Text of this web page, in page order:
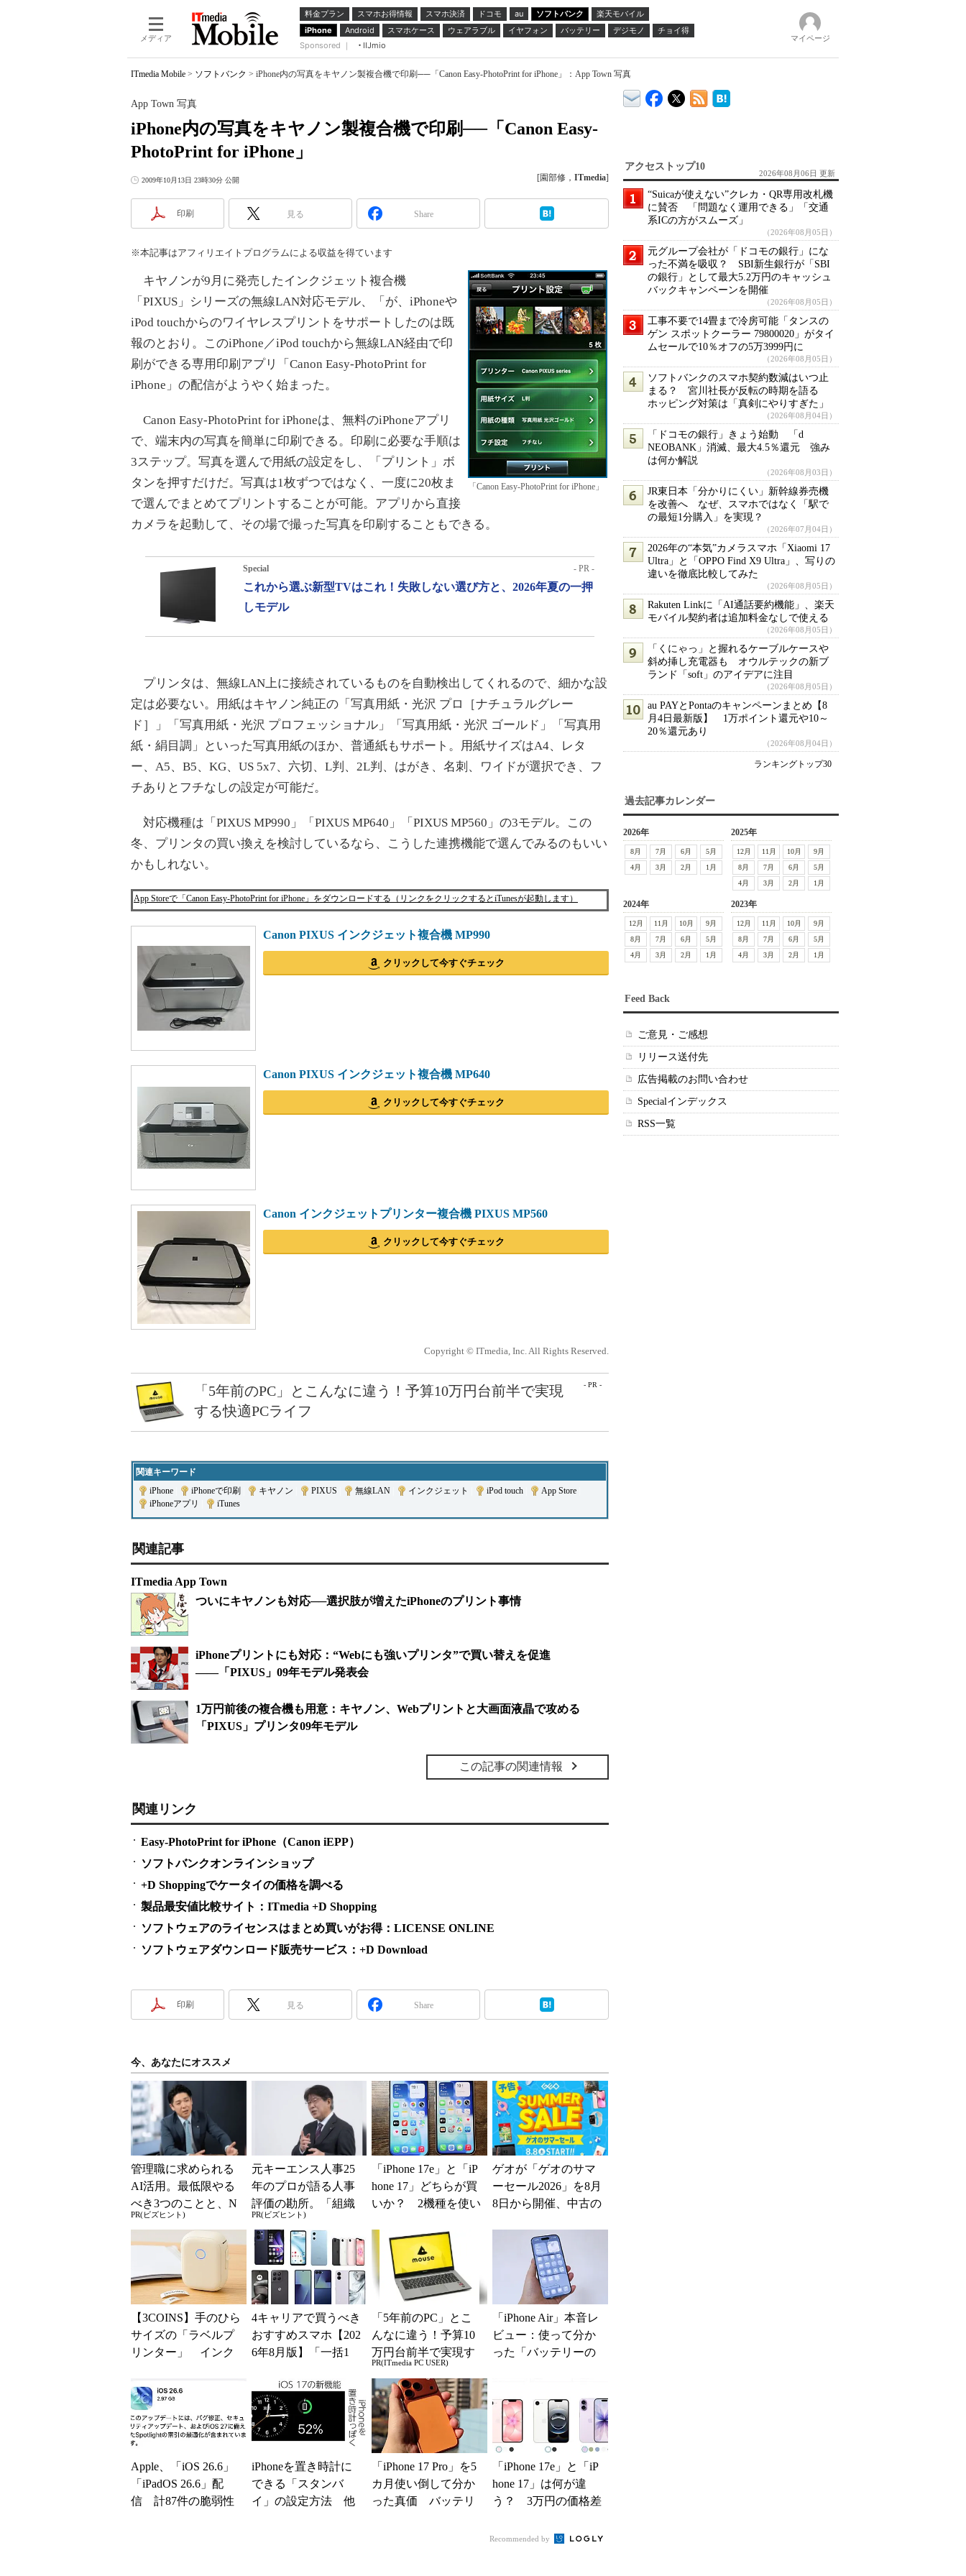
メディア
料金プラン スマホお得情報 スマホ決済 ドコモ au ソフトバンク
楽天モバイル
iPhone
Android スマホケース ウェアラブル イヤフォン バッテリー デジモノ
チョイ得
Sponsored ｜
IIJmio
マイページ
ITmedia Mobile > ソフトバンク > iPhone内の写真をキヤノン製複合機で印刷──「Canon Easy-PhotoPrint for iPhone」：App Town 写真
iPhone内の写真をキヤノン製複合機で印刷──「Canon Easy-
PhotoPrint for iPhone」
App Town 写真
2009年10月13日 23時30分 公開 [園部修， ITmedia]
印刷 見る Share
※本記事はアフィリエイトプログラムによる収益を得ています
「Canon Easy-PhotoPrint for iPhone」
キヤノンが9月に発売したインクジェット複合機
「PIXUS」シリーズの無線LAN対応モデル、「が、iPhoneや
iPod touchからのワイヤレスプリントをサポートしたのは既
報のとおり。このiPhone／iPod touchから無線LAN経由で印
刷ができる専用印刷アプリ「Canon Easy-PhotoPrint for
iPhone」の配信がようやく始まった。
Canon Easy-PhotoPrint for iPhoneは、無料のiPhoneアプリ
で、端末内の写真を簡単に印刷できる。印刷に必要な手順は
3ステップ。写真を選んで用紙の設定をし、「プリント」ボ
タンを押すだけだ。写真は1枚ずつではなく、一度に20枚ま
で選んでまとめてプリントすることが可能。アプリから直接
カメラを起動して、その場で撮った写真を印刷することもできる。
Special - PR -
これから選ぶ新型TVはこれ！失敗しない選び方と、2026年夏の一押
しモデル
プリンタは、無線LAN上に接続されているものを自動検出してくれるので、細かな設
定は必要ない。用紙はキヤノン純正の「写真用紙・光沢 プロ［ナチュラルグレー
ド］」「写真用紙・光沢 プロフェッショナル」「写真用紙・光沢 ゴールド」「写真用
紙・絹目調」といった写真用紙のほか、普通紙もサポート。用紙サイズはA4、レタ
ー、A5、B5、KG、US 5x7、六切、L判、2L判、はがき、名刺、ワイドが選択でき、フ
チありとフチなしの設定が可能だ。
対応機種は「PIXUS MP990」「PIXUS MP640」「PIXUS MP560」の3モデル。この
冬、プリンタの買い換えを検討しているなら、こうした連携機能で選んでみるのもいい
かもしれない。
App Storeで「Canon Easy-PhotoPrint for iPhone」をダウンロードする（リンクをクリックするとiTunesが起動します）
Canon PIXUS インクジェット複合機 MP990
クリックして今すぐチェック
Canon PIXUS インクジェット複合機 MP640
クリックして今すぐチェック
Canon インクジェットプリンター複合機 PIXUS MP560
クリックして今すぐチェック
Copyright © ITmedia, Inc. All Rights Reserved.
- PR -
「5年前のPC」とこんなに違う！予算10万円台前半で実現
する快適PCライフ
関連キーワード
iPhone
iPhoneで印刷 キヤノン PIXUS 無線LAN インクジェット iPod touch App Store
iPhoneアプリ
iTunes
関連記事
ITmedia App Town
ついにキヤノンも対応──選択肢が増えたiPhoneのプリント事情
iPhoneプリントにも対応：“Webにも強いプリンタ”で買い替えを促進
――「PIXUS」09年モデル発表会
1万円前後の複合機も用意：キヤノン、Webプリントと大画面液晶で攻める
「PIXUS」プリンタ09年モデル
この記事の関連情報
関連リンク
Easy-PhotoPrint for iPhone（Canon iEPP）
ソフトバンクオンラインショップ
+D Shoppingでケータイの価格を調べる
製品最安値比較サイト：ITmedia +D Shopping
ソフトウェアのライセンスはまとめ買いがお得：LICENSE ONLINE
ソフトウェアダウンロード販売サービス：+D Download
印刷 見る Share
今、あなたにオススメ
管理職に求められる
AI活用。最低限やる
べき3つのことと、N
Gな自己認識
PR(ビズヒント)
元キーエンス人事25
年のプロが語る人事
評価の勘所。「組織
を腐らせるNG評価」
とは？
PR(ビズヒント)
「iPhone 17e」と「iP
hone 17」どちらが買
いか？ 2機種を使い
ッ...
ゲオが「ゲオのサマ
ーセール2026」を8月
8日から開催、中古の
【3COINS】手のひら
サイズの「ラベルプ
リンター」 インク
0円
4キャリアで買うべき
おすすめスマホ【202
6年8月版】「一括1
得なiPhone／...
「5年前のPC」とこ
んなに違う！予算10
万円台前半で実現す
る快適PCライフ
PR(ITmedia PC USER)
「iPhone Air」本音レ
ビュー：使って分か
った「バッテリーの
Apple、「iOS 26.6」
「iPadOS 26.6」配
信 計87件の脆弱性
iPhoneを置き時計に
できる「スタンバ
イ」の設定方法 他
「iPhone 17 Pro」を5
カ月使い倒して分か
った真価 バッテリ
「iPhone 17e」と「iP
hone 17」は何が違
う？ 3万円の価格差
する
Recommended by
アクセストップ10
2026年08月06日 更新
“Suicaが使えない”クレカ・QR専用改札機
に賛否 「問題なく運用できる」「交通
系ICの方がスムーズ」
（2026年08月05日）
元グループ会社が「ドコモの銀行」にな
った不満を吸収？ SBI新生銀行が「SBI
の銀行」として最大5.2万円のキャッシュ
バックキャンペーンを開催
（2026年08月05日）
工事不要で14畳まで冷房可能「タンスの
ゲン スポットクーラー 79800020」がタイ
ムセールで10％オフの5万3999円に
（2026年08月05日）
ソフトバンクのスマホ契約数減はいつ止
まる？ 宮川社長が反転の時期を語る
ホッピング対策は「真剣にやりすぎた」
（2026年08月04日）
「ドコモの銀行」きょう始動 「d
NEOBANK」消滅、最大4.5％還元 強み
は何か解説
（2026年08月03日）
JR東日本「分かりにくい」新幹線券売機
を改善へ なぜ、スマホではなく「駅で
の最短1分購入」を実現？
（2026年07月04日）
2026年の“本気”カメラスマホ「Xiaomi 17
Ultra」と「OPPO Find X9 Ultra」、写りの
違いを徹底比較してみた
（2026年08月05日）
Rakuten Linkに「AI通話要約機能」、楽天
モバイル契約者は追加料金なしで使える
（2026年08月05日）
「くにゃっ」と握れるケーブルケースや
斜め挿し充電器も オウルテックの新ブ
ランド「soft」のアイデアに注目
（2026年08月05日）
au PAYとPontaのキャンペーンまとめ【8
月4日最新版】 1万ポイント還元や10～
20％還元あり
（2026年08月04日）
ランキングトップ30
過去記事カレンダー
2026年
8月 7月 6月
5月
4月
3月 2月 1月
2025年
12月 11月 10月
9月
8月
7月 6月
5月
4月
3月 2月 1月
2024年
12月 11月 10月
9月
8月
7月 6月
5月
4月
3月 2月 1月
2023年
12月 11月 10月
9月
8月
7月 6月
5月
4月
3月 2月 1月
Feed Back
ご意見・ご感想
リリース送付先
広告掲載のお問い合わせ
Specialインデックス
RSS一覧